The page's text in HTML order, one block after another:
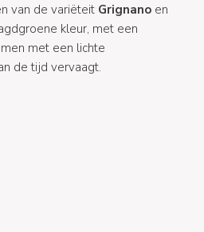
van de variëteit Grignanoen
kleur, met een
met een lichte
de tijd vervaagt.